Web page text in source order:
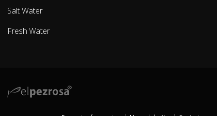
Salt Water
Fresh Water